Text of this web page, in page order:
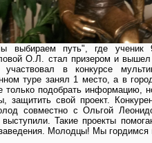
выбираем путь", где ученик
О.Л. стал призером и
в конкурсе
туре занял 1 место, а в
только подобрать информацию,
защитить свой проект.
совместно с Ольгой
Такие проекты
Молодцы! Мы